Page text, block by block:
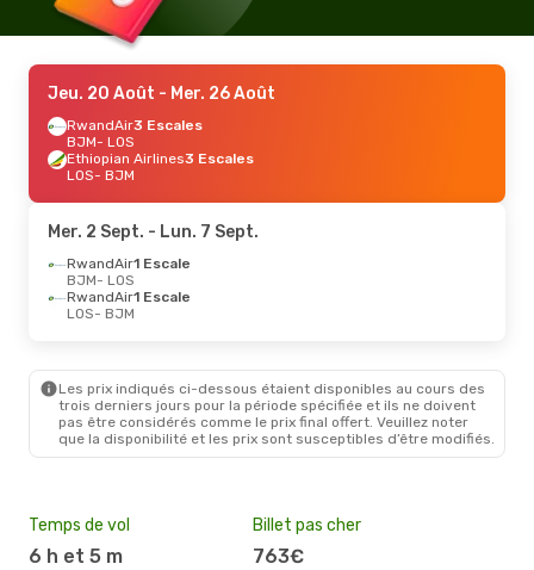
Jeu. 20 Août - Mer. 26 Août
RwandAir3 Escales
BJM- LOS
Ethiopian Airlines3 Escales
LOS- BJM
Mer. 2 Sept. - Lun. 7 Sept.
RwandAir1 Escale
BJM- LOS
RwandAir1 Escale
LOS- BJM
Les prix indiqués ci-dessous étaient disponibles au cours des
trois derniers jours pour la période spécifiée et ils ne doivent
pas être considérés comme le prix final offert. Veuillez noter
que la disponibilité et les prix sont susceptibles d’être modifiés.
Temps de vol
6 h et 5 m
Billet pas cher
763€